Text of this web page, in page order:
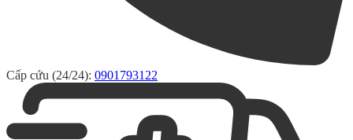
Cấp cứu (24/24): 0901793122